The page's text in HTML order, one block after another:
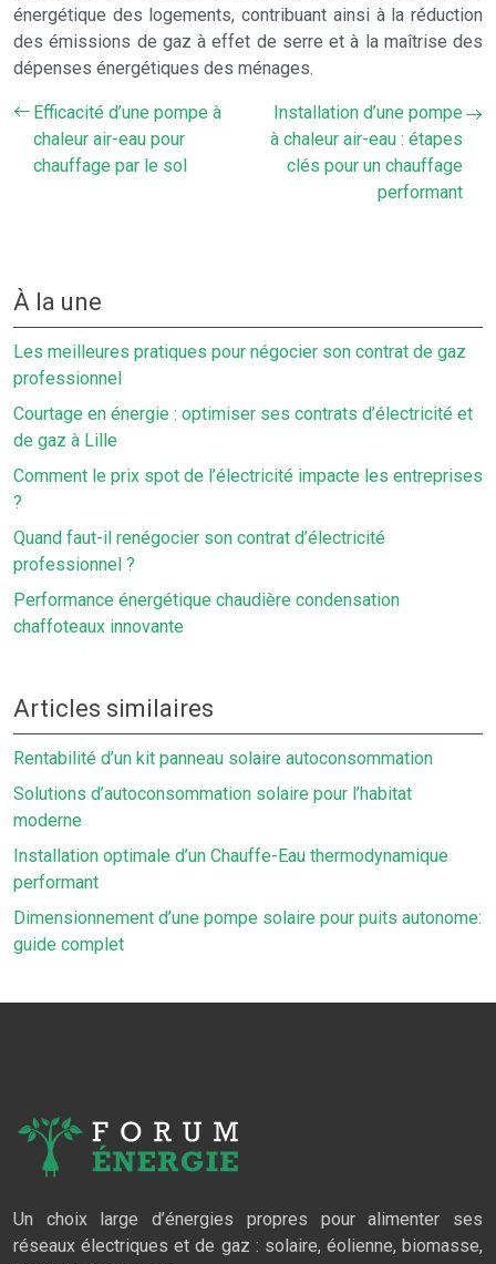
énergétique des logements, contribuant ainsi à la réduction
des émissions de gaz à effet de serre et à la maîtrise des
dépenses énergétiques des ménages.
Efficacité d’une pompe à
chaleur air-eau pour
chauffage par le sol
Installation d’une pompe
à chaleur air-eau : étapes
clés pour un chauffage
performant
À la une
Les meilleures pratiques pour négocier son contrat de gaz
professionnel
Courtage en énergie : optimiser ses contrats d’électricité et
de gaz à Lille
Comment le prix spot de l’électricité impacte les entreprises
?
Quand faut-il renégocier son contrat d’électricité
professionnel ?
Performance énergétique chaudière condensation
chaffoteaux innovante
Articles similaires
Rentabilité d’un kit panneau solaire autoconsommation
Solutions d’autoconsommation solaire pour l’habitat
moderne
Installation optimale d’un Chauffe-Eau thermodynamique
performant
Dimensionnement d’une pompe solaire pour puits autonome:
guide complet
Un choix large d’énergies propres pour alimenter ses
réseaux électriques et de gaz : solaire, éolienne, biomasse,